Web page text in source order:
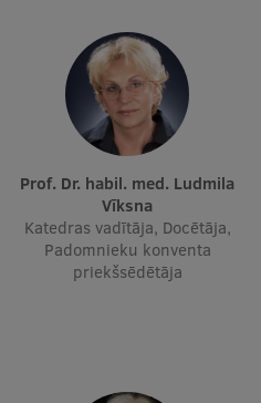
Prof. Dr. habil. med. Ludmila
Vīksna
Katedras vadītāja, Docētāja,
Padomnieku konventa
priekšsēdētāja